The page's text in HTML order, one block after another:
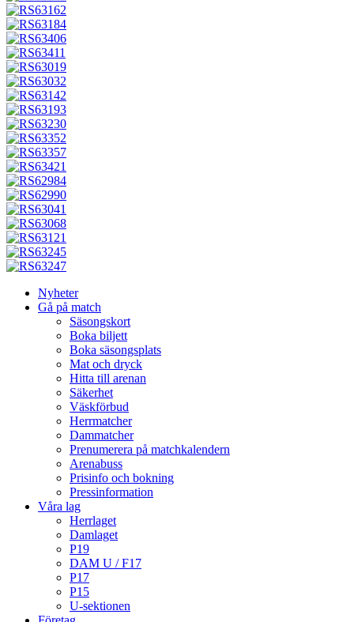
Nyheter
Gå på match
Säsongskort
Boka biljett
Boka säsongsplats
Mat och dryck
Hitta till arenan
Säkerhet
Väskförbud
Herrmatcher
Dammatcher
Prenumerera på matchkalendern
Arenabuss
Prisinfo och bokning
Pressinformation
Våra lag
Herrlaget
Damlaget
P19
DAM U / F17
P17
P15
U-sektionen